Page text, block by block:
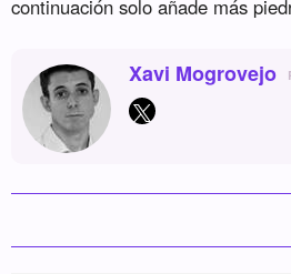
continuación solo añade más
Xavi Mogrovejo